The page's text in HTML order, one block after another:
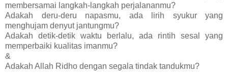
membersamai langkah-langkah perjalananmu?
Adakah deru-deru napasmu, ada lirih syukur yang
menghujam denyut jantungmu?
Adakah detik-detik waktu berlalu, ada rintih sesal yang
memperbaiki kualitas imanmu?
&
Adakah Allah Ridho dengan segala tindak tandukmu?